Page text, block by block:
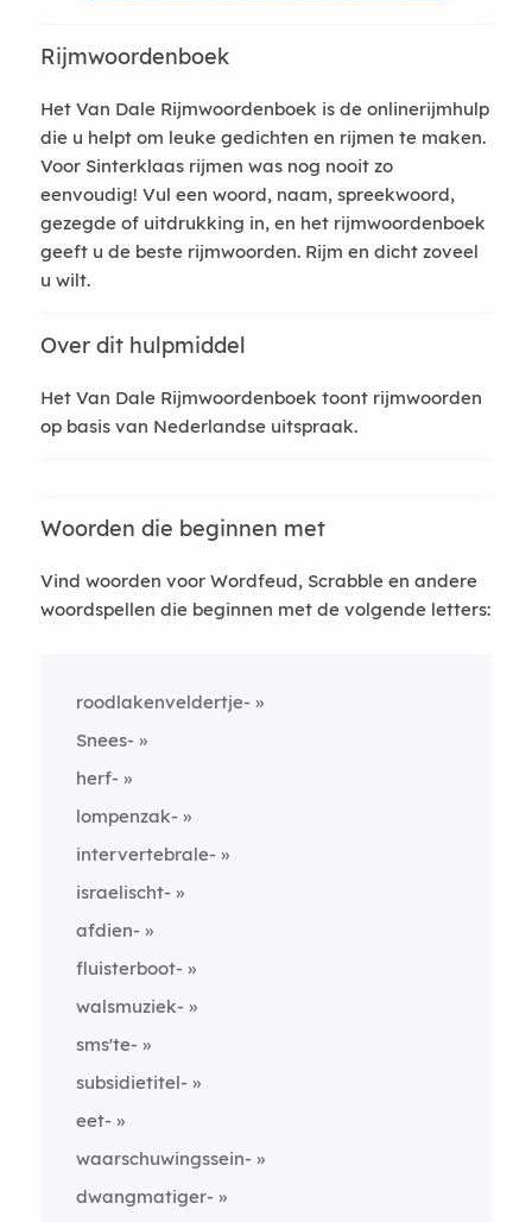
Rijmwoordenboek
Het Van Dale Rijmwoordenboek is de onlinerijmhulp
die u helpt om leuke gedichten en rijmen te maken.
Voor Sinterklaas rijmen was nog nooit zo
eenvoudig! Vul een woord, naam, spreekwoord,
gezegde of uitdrukking in, en het rijmwoordenboek
geeft u de beste rijmwoorden. Rijm en dicht zoveel
u wilt.
Over dit hulpmiddel
Het Van Dale Rijmwoordenboek toont rijmwoorden
op basis van Nederlandse uitspraak.
Woorden die beginnen met
Vind woorden voor Wordfeud, Scrabble en andere
woordspellen die beginnen met de volgende letters:
roodlakenveldertje-
Snees-
herf-
lompenzak-
intervertebrale-
israelischt-
afdien-
fluisterboot-
walsmuziek-
sms'te-
subsidietitel-
eet-
waarschuwingssein-
dwangmatiger-